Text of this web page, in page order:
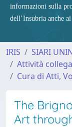
informazioni sulla
dell’Insubria anche
IRIS
SIARI
Attività
Cura di Atti,
The
Art